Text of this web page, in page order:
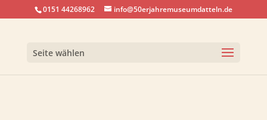
0151 44268962 info@50erjahremuseumdatteln.de
Seite wählen